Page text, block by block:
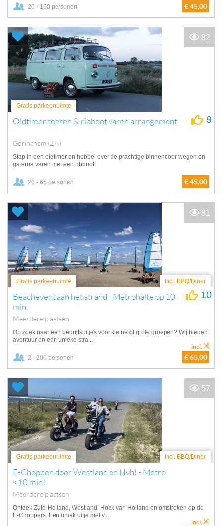
20 - 160 personen € 45,00
Gratis parkeerruimte
Oldtimer toeren & ribboot varen arrangement
Gorinchem (ZH)
9
Stap in een oldtimer en hobbel over de prachtige binnendoor wegen en
ga erna varen met een ribboot!
20 - 65 personen € 45,00
82
Gratis parkeerruimte Incl. BBQ/Diner
Beachevent aan het strand - Metrohalte op 10
min.
Meerdere plaatsen
10
Op zoek naar een bedrijfsuitjes voor kleine of grote groepen? Wij bieden
avontuur en een unieke stra...
2 - 200 personen € 65,00
incl.
81
Gratis parkeerruimte Incl. BBQ/Diner
E-Choppen door Westland en Hvh! - Metro
<10 min!
Meerdere plaatsen
Ontdek Zuid-Holland, Westland, Hoek van Holland en omstreken op de
E-Choppers. Een uniek uitje met v...
incl.
57